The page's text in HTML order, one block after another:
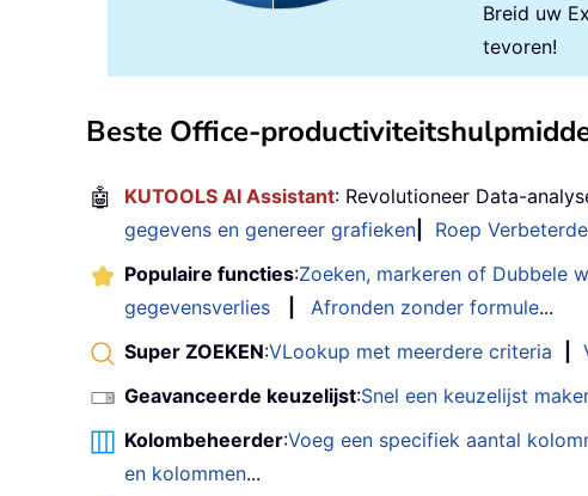
Breid uw
tevoren!
Beste Office-
🤖 KUTOOLS AI Assistant: Revolutioneer Data-
gegevens en genereer grafieken
Roep
Populaire functies:Zoeken, markeren of Dubbele
gegevensverlies
Afronden zonder formule...
Super ZOEKEN:VLookup met meerdere criteria
Geavanceerde keuzelijst:Snel een keuzelijst
Kolombeheerder:Voeg een specifiek aantal
en kolommen...